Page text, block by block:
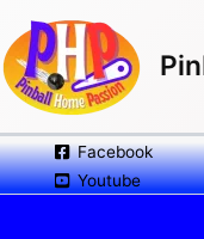
au
contenu
Facebook
Youtube